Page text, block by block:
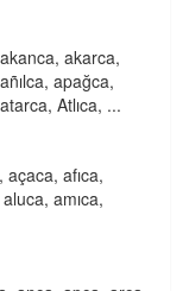
akarca,
apağca,
Atlıca, ...
afıca,
amıca,